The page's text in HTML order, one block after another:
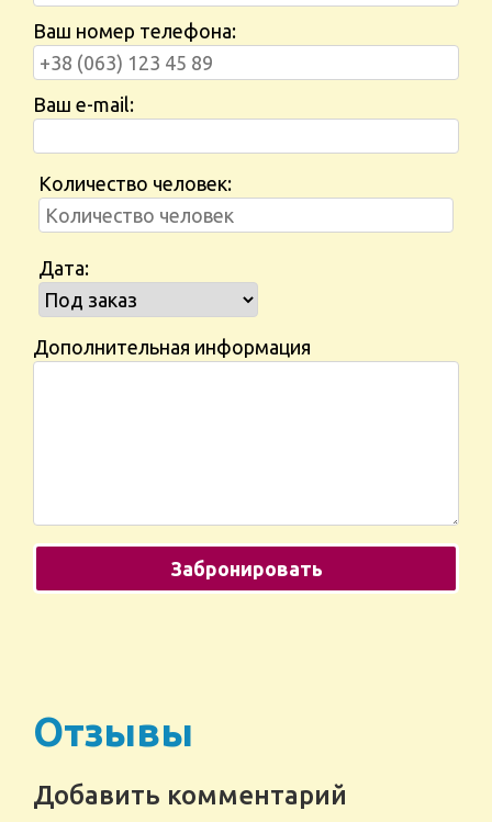
Ваш номер телефона:
Ваш e-mail:
Количество человек:
Дата:
Дополнительная информация
Отзывы
Добавить комментарий